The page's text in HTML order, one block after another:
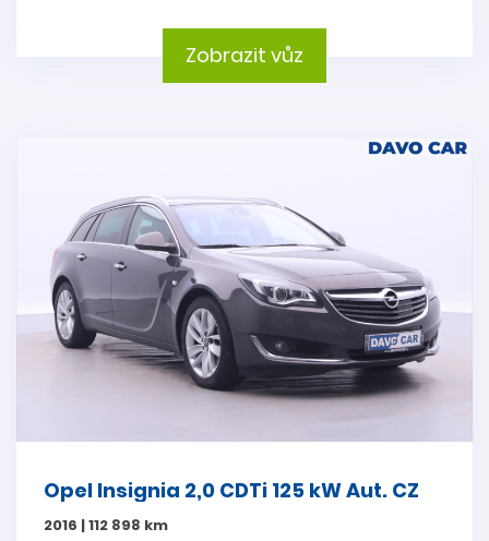
Zobrazit vůz
Opel Insignia 2,0 CDTi 125 kW Aut. CZ
2016 | 112 898 km